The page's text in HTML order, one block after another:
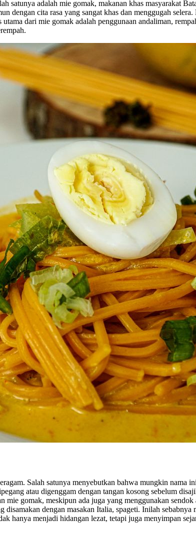
satunya adalah mie gomak, makanan khas masyarakat
dengan cita rasa yang sangat khas dan menggugah
dari mie gomak adalah penggunaan andaliman,
Salah satunya menyebutkan bahwa mungkin nama
atau digenggam dengan tangan kosong sebelum
mie gomak, meskipun ada juga yang menggunakan
dengan masakan Italia, spageti. Inilah
hanya menjadi hidangan lezat, tetapi juga menyimpan